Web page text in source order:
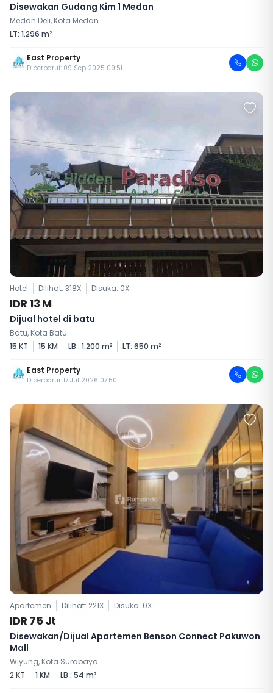
Disewakan Gudang Kim 1 Medan
Medan Deli, Kota Medan
LT: 1.296 m²
East Property
Diperbarui: 09 Sep 2025 09:51
Hotel Dilihat: 318X Disuka: 0X
IDR 13 M
Dijual hotel di batu
Batu, Kota Batu
15 KT
15 KM LB : 1.200 m² LT: 650 m²
East Property
Diperbarui: 17 Jul 2026 07:50
Apartemen Dilihat: 221X Disuka: 0X
IDR 75 Jt
Disewakan/Dijual Apartemen Benson Connect Pakuwon
Mall
Wiyung, Kota Surabaya
2 KT
1 KM LB : 54 m²